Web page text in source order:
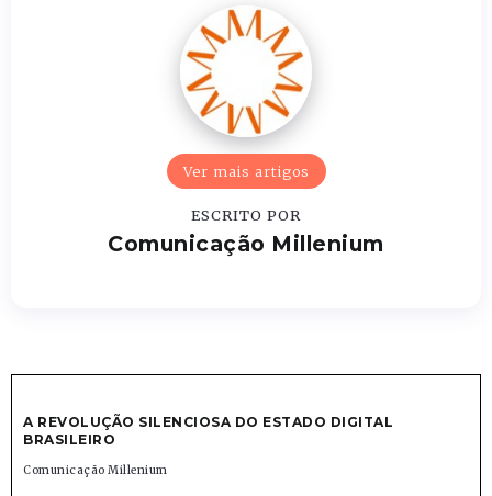
Ver mais artigos
ESCRITO POR
Comunicação Millenium
A REVOLUÇÃO SILENCIOSA DO ESTADO DIGITAL
BRASILEIRO
Comunicação Millenium